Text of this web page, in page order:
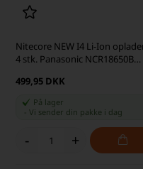
Nitecore NEW I4 Li-Ion
4 stk. Panasonic NCR18650B
499,95 DKK
På lager
-Vi sender din pakke i dag
- +